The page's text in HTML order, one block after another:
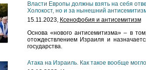
Власти Европы должны взять на себя
Холокост, но и за нынешний
15.11.2023, Ксенофобия и антисемитизм
Основа «нового антисемитизма» – в
отождествлением Израиля и
государства.
Атака на Израиль. Как такое вообще